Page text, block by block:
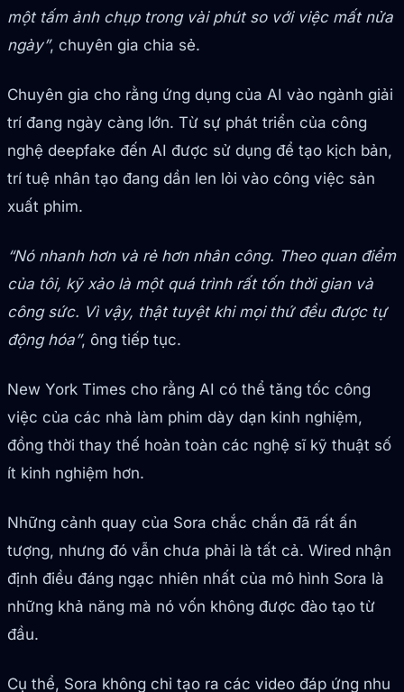
một tấm ảnh chụp trong vài phút so với việc mất nửa
ngày”, chuyên gia chia sẻ.
Chuyên gia cho rằng ứng dụng của AI vào ngành giải
trí đang ngày càng lớn. Từ sự phát triển của công
nghệ deepfake đến AI được sử dụng để tạo kịch bản,
trí tuệ nhân tạo đang dần len lỏi vào công việc sản
xuất phim.
“Nó nhanh hơn và rẻ hơn nhân công. Theo quan điểm
của tôi, kỹ xảo là một quá trình rất tốn thời gian và
công sức. Vì vậy, thật tuyệt khi mọi thứ đều được tự
động hóa”, ông tiếp tục.
New York Times cho rằng AI có thể tăng tốc công
việc của các nhà làm phim dày dạn kinh nghiệm,
đồng thời thay thế hoàn toàn các nghệ sĩ kỹ thuật số
ít kinh nghiệm hơn.
Những cảnh quay của Sora chắc chắn đã rất ấn
tượng, nhưng đó vẫn chưa phải là tất cả. Wired nhận
định điều đáng ngạc nhiên nhất của mô hình Sora là
những khả năng mà nó vốn không được đào tạo từ
đầu.
Cụ thể, Sora không chỉ tạo ra các video đáp ứng nhu